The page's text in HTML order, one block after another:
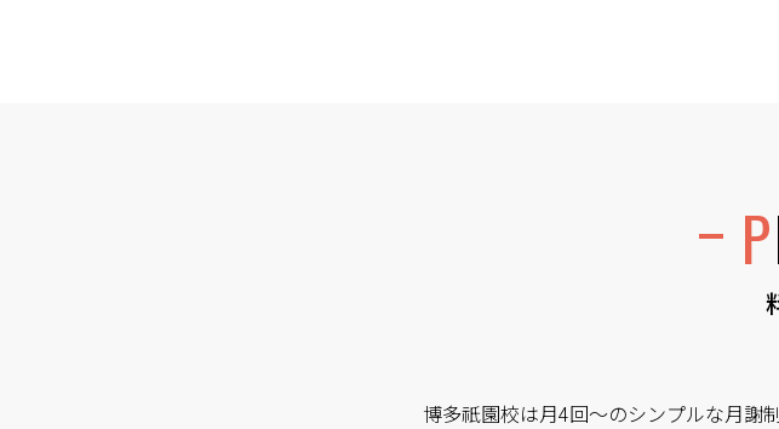
博多祇園校は月4回〜のシンプルな月謝